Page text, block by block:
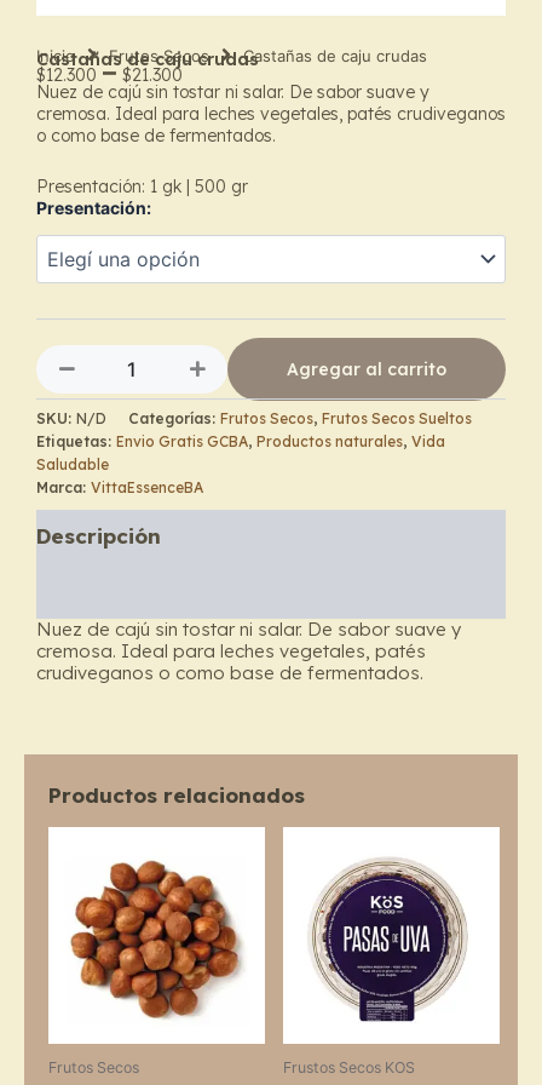
Inicio Frutos Secos Castañas de caju crudas
Castañas de caju crudas
$12.300 – $21.300
Price
range:
$12.300
through
$21.300
Nuez de cajú sin tostar ni salar. De sabor suave y
cremosa. Ideal para leches vegetales, patés crudiveganos
o como base de fermentados.
Presentación: 1 gk | 500 gr
Presentación:
Castañas
de
caju
Agregar al carrito
SKU: N/D Categorías: Frutos Secos, Frutos Secos Sueltos
Etiquetas: Envio Gratis GCBA, Productos naturales, Vida
Saludable
Marca: VittaEssenceBA
Descripción
Nuez de cajú sin tostar ni salar. De sabor suave y
cremosa. Ideal para leches vegetales, patés
crudiveganos o como base de fermentados.
Productos relacionados
Frutos Secos
$17.900
through
$26.900
multiple
variants.
may
Frustos Secos KOS